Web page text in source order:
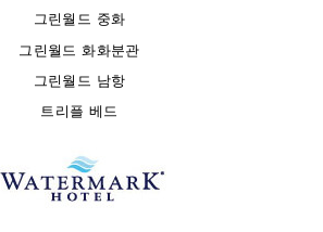
그린월드 중화
그린월드 화화분관
그린월드 남항
트리플 베드